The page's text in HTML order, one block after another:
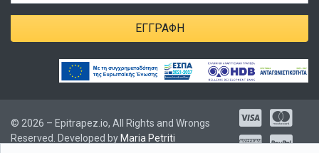
ΕΓΓΡΑΦΉ
© 2026 – Epitrapez.io, All Rights and Wrongs
Reserved. Developed by Maria Petriti